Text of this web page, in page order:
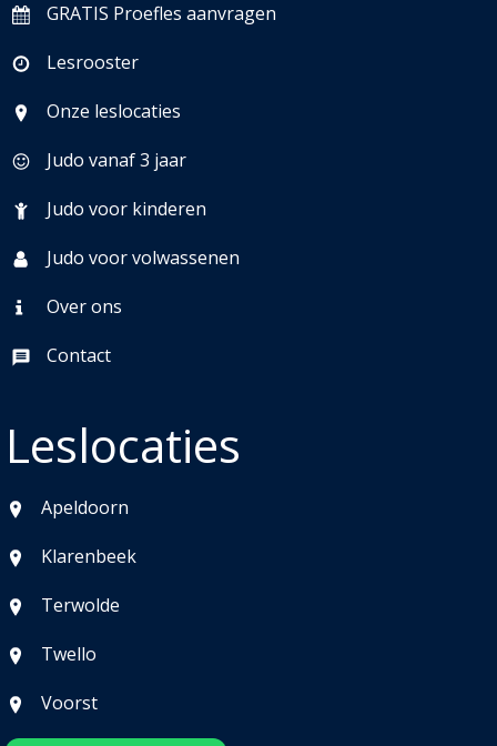
GRATIS Proefles aanvragen
Lesrooster
Onze leslocaties
Judo vanaf 3 jaar
Judo voor kinderen
Judo voor volwassenen
Over ons
Contact
Leslocaties
Apeldoorn
Klarenbeek
Terwolde
Twello
Voorst